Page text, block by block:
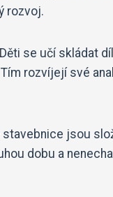
rozvoj.
se učí skládat
rozvíjejí své
jsou
dobu a